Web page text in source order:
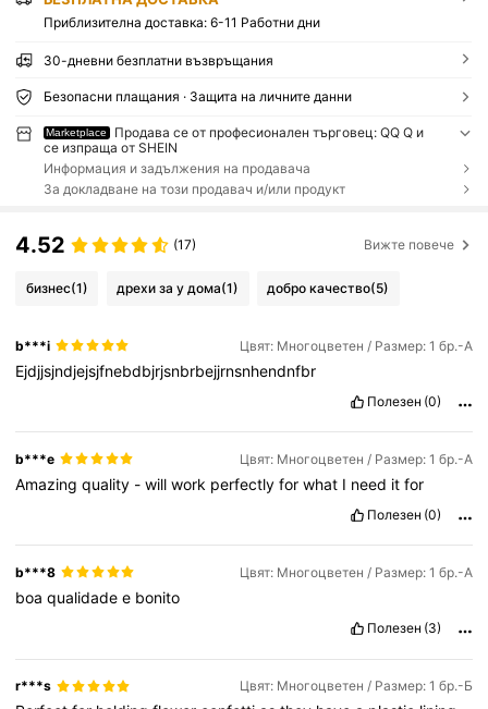
Приблизителна доставка: 6-11 Работни дни
30-дневни безплатни възвръщания
Безопасни плащания · Защита на личните данни
Marketplace
Продава се от професионален търговец: QQ Q и
се изпраща от SHEIN
Информация и задължения на продавача
За докладване на този продавач и/или продукт
4.52 (17) Вижте повече
бизнес(1) дрехи за у дома(1) добро качество(5)
b***i Цвят: Многоцветен / Размер: 1 бр.-А
Ejdjjsjndjejsjfnebdbjrjsnbrbejjrnsnhendnfbr
Полезен (0)
b***e Цвят: Многоцветен / Размер: 1 бр.-А
Amazingquality -willwork perfectlyforwhat I need itfor
Полезен (0)
b***8 Цвят: Многоцветен / Размер: 1 бр.-А
boaqualidadee bonito
Полезен (3)
r***s Цвят: Многоцветен / Размер: 1 бр.-Б